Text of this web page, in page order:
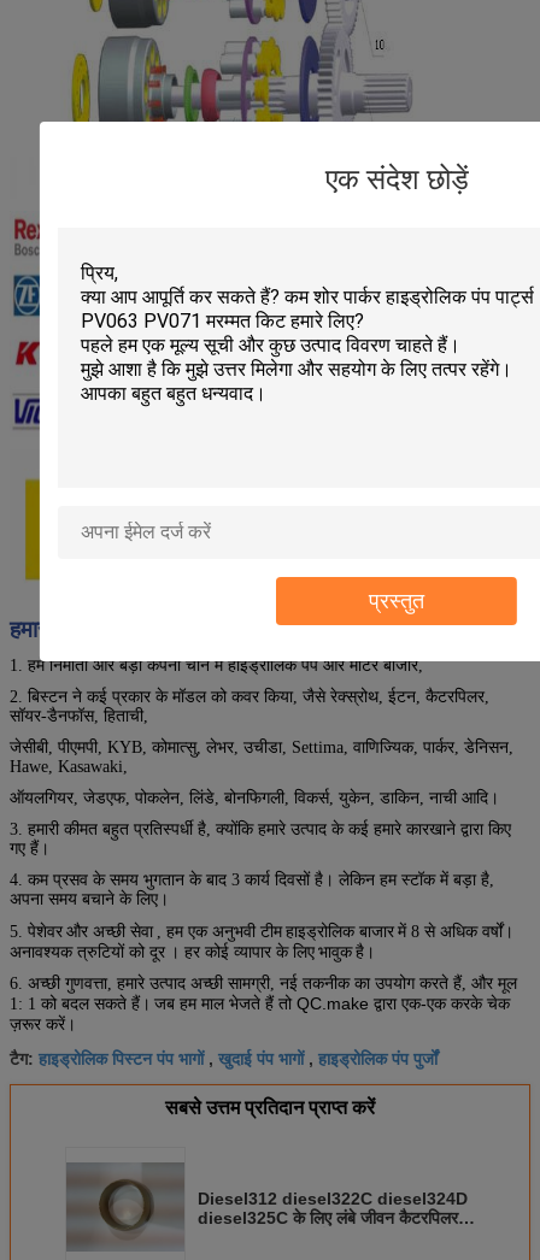
एक संदेश छोड़ें
प्रस्तुत
हमारा चयन क्यों
1. हम निर्माता और बड़ी कंपनी चीन में हाइड्रोलिक पंप और मोटर बाजार,
2. बिस्टन ने कई प्रकार के मॉडल को कवर किया, जैसे रेक्स्रोथ, ईटन, कैटरपिलर,
सॉयर-डैनफॉस, हिताची,
जेसीबी, पीएमपी, KYB, कोमात्सु, लेभर, उचीडा, Settima, वाणिज्यिक, पार्कर, डेनिसन,
Hawe, Kasawaki,
ऑयलगियर, जेडएफ, पोकलेन, लिंडे, बोनफिगली, विकर्स, युकेन, डाकिन, नाची आदि।
3. हमारी कीमत बहुत प्रतिस्पर्धी है, क्योंकि हमारे उत्पाद के कई हमारे कारखाने द्वारा किए
गए हैं।
4. कम प्रसव के समय भुगतान के बाद 3 कार्य दिवसों है। लेकिन हम स्टॉक में बड़ा है,
अपना समय बचाने के लिए।
5. पेशेवर और अच्छी सेवा , हम एक अनुभवी टीम हाइड्रोलिक बाजार में 8 से अधिक वर्षों।
अनावश्यक त्रुटियों को दूर । हर कोई व्यापार के लिए भावुक है।
6. अच्छी गुणवत्ता, हमारे उत्पाद अच्छी सामग्री, नई तकनीक का उपयोग करते हैं, और मूल
1: 1 को बदल सकते हैं। जब हम माल भेजते हैं तो QC.make द्वारा एक-एक करके चेक
ज़रूर करें।
टैग: हाइड्रोलिक पिस्टन पंप भागों, खुदाई पंप भागों, हाइड्रोलिक पंप पुर्जों
सबसे उत्तम प्रतिदान प्राप्त करें
Diesel312 diesel322C diesel324D
diesel325C के लिए लंबे जीवन कैटरपिलर